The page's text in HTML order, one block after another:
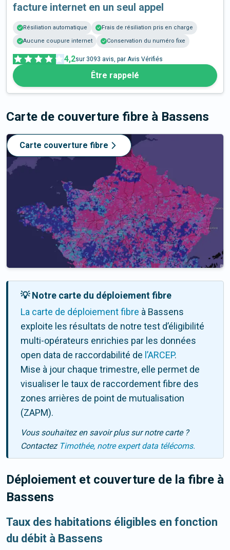
facture internet en un seul appel
Résiliation automatique
Frais de résiliation pris en charge
Aucune coupure internet
Conservation du numéro fixe
4,2sur 3093 avis, par Avis Vérifiés
Être rappelé
Carte de couverture fibre à Bassens
Carte couverture fibre
💡 Notre carte du déploiement fibre
La carte de déploiement fibre à Bassens
exploite les résultats de notre test d’éligibilité
multi-opérateurs enrichies par les données
open data de raccordabilité de l’ARCEP.
Mise à jour chaque trimestre, elle permet de
visualiser le taux de raccordement fibre des
zones arrières de point de mutualisation
(ZAPM).
Vous souhaitez en savoir plus sur notre carte ?
Contactez Timothée, notre expert data télécoms.
Déploiement et couverture de la fibre à
Bassens
Taux des habitations éligibles en fonction
du débit à Bassens